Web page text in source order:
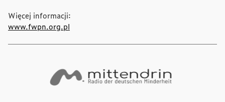
Więcej informacji:
www.fwpn.org.pl